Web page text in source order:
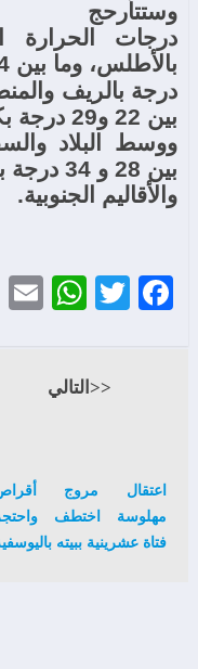
وستتأرحج
بالأطلس، وما بين 14 و
درجة بالريف
بين 22 و29 درجة بكل من شمال
ووسط البلاد
بين 28 و 34 درجة بداخل منطقة سوس
والأقاليم الجنوبية.
Facebook
Twitter
<<التالي
اعتقال مروج
مهلوسة اختطف
فتاة عشرينية ببيته